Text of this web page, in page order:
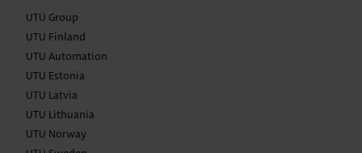
UTU Group
UTU Finland
UTU Automation
UTU Estonia
UTU Latvia
UTU Lithuania
UTU Norway